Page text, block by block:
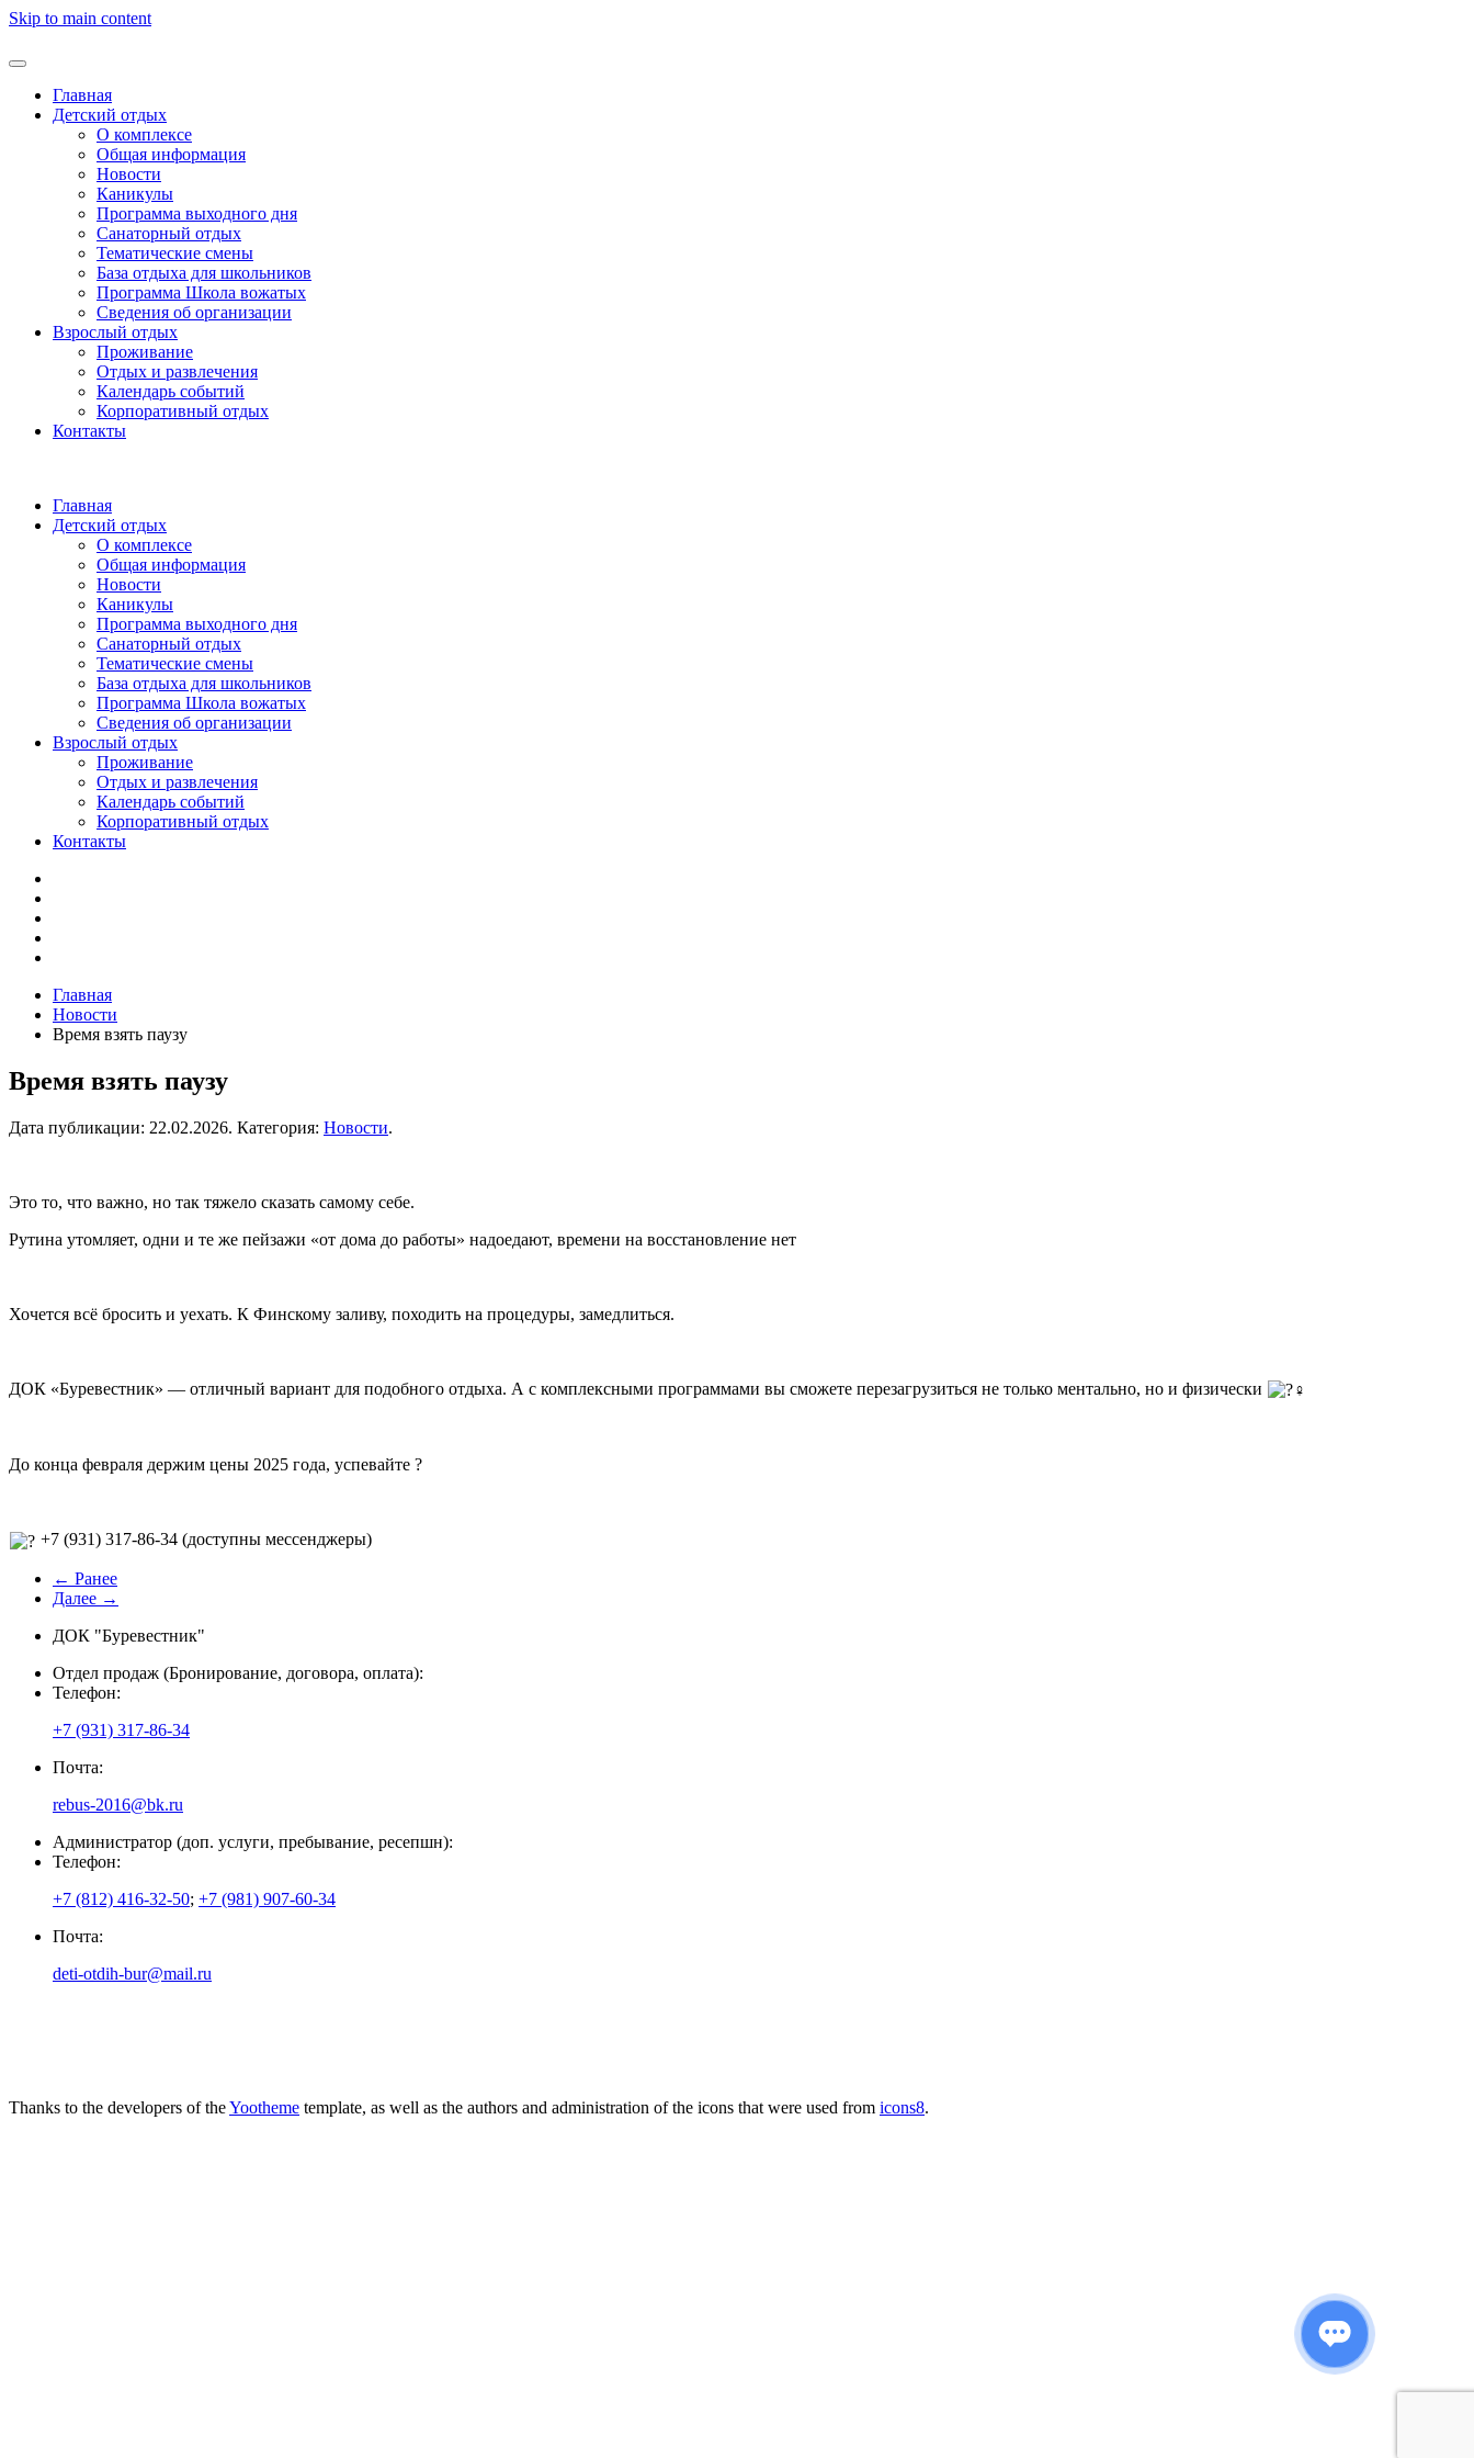
Skip to main content
Главная
Детский отдых
О комплексе
Общая информация
Новости
Каникулы
Программа выходного дня
Санаторный отдых
Тематические смены
База отдыха для школьников
Программа Школа вожатых
Cведения об организации
Взрослый отдых
Проживание
Отдых и развлечения
Календарь событий
Корпоративный отдых
Контакты
Главная
Детский отдых
О комплексе
Общая информация
Новости
Каникулы
Программа выходного дня
Санаторный отдых
Тематические смены
База отдыха для школьников
Программа Школа вожатых
Cведения об организации
Взрослый отдых
Проживание
Отдых и развлечения
Календарь событий
Корпоративный отдых
Контакты
Главная
Новости
Время взять паузу
Время взять паузу
Дата публикации: 22.02.2026. Категория: Новости.
Это то, что важно, но так тяжело сказать самому себе.
Рутина утомляет, одни и те же пейзажи «от дома до работы» надоедают, времени на восстановление нет
Хочется всё бросить и уехать. К Финскому заливу, походить на процедуры, замедлиться.
ДОК «Буревестник» — отличный вариант для подобного отдыха. А с комплексными программами вы сможете перезагрузиться не только ментально, но и физически
До конца февраля держим цены 2025 года, успевайте ?
+7 (931) 317-86-34 (доступны мессенджеры)
← Ранее
Далее →
ДОК "Буревестник"
Отдел продаж (Бронирование, договора, оплата):
Телефон:
+7 (931) 317-86-34
Почта:
rebus-2016@bk.ru
Администратор (доп. услуги, пребывание, ресепшн):
Телефон:
+7 (812) 416-32-50; +7 (981) 907-60-34
Почта:
deti-otdih-bur@mail.ru
Thanks to the developers of theYootheme template, as well as the authors and administration of the icons that were used from icons8.